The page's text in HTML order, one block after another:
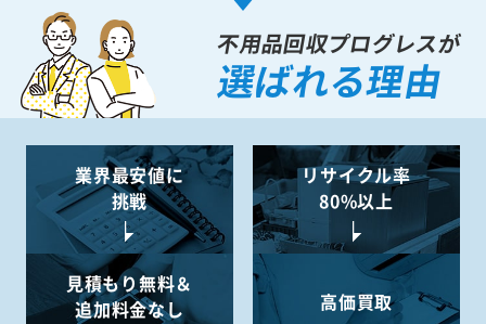
不用品回収プログレスが
選ばれる理由
業界最安値に
挑戦
リサイクル率
80%以上
見積もり無料＆
追加料金なし
高価買取